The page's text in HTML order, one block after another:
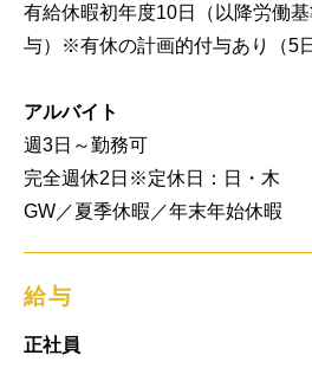
有給休暇初年度10日（以降労働
与）※有休の計画的付与あり（5日
アルバイト
週3日～勤務可
完全週休2日※定休日：日・木
GW／夏季休暇／年末年始休暇
給与
正社員